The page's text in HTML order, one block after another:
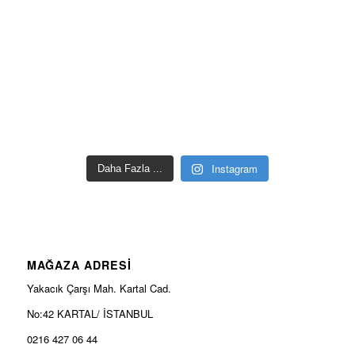
Daha Fazla ... Instagram
MAĞAZA ADRESİ
Yakacık Çarşı Mah. Kartal Cad.
No:42 KARTAL/ İSTANBUL
0216 427 06 44